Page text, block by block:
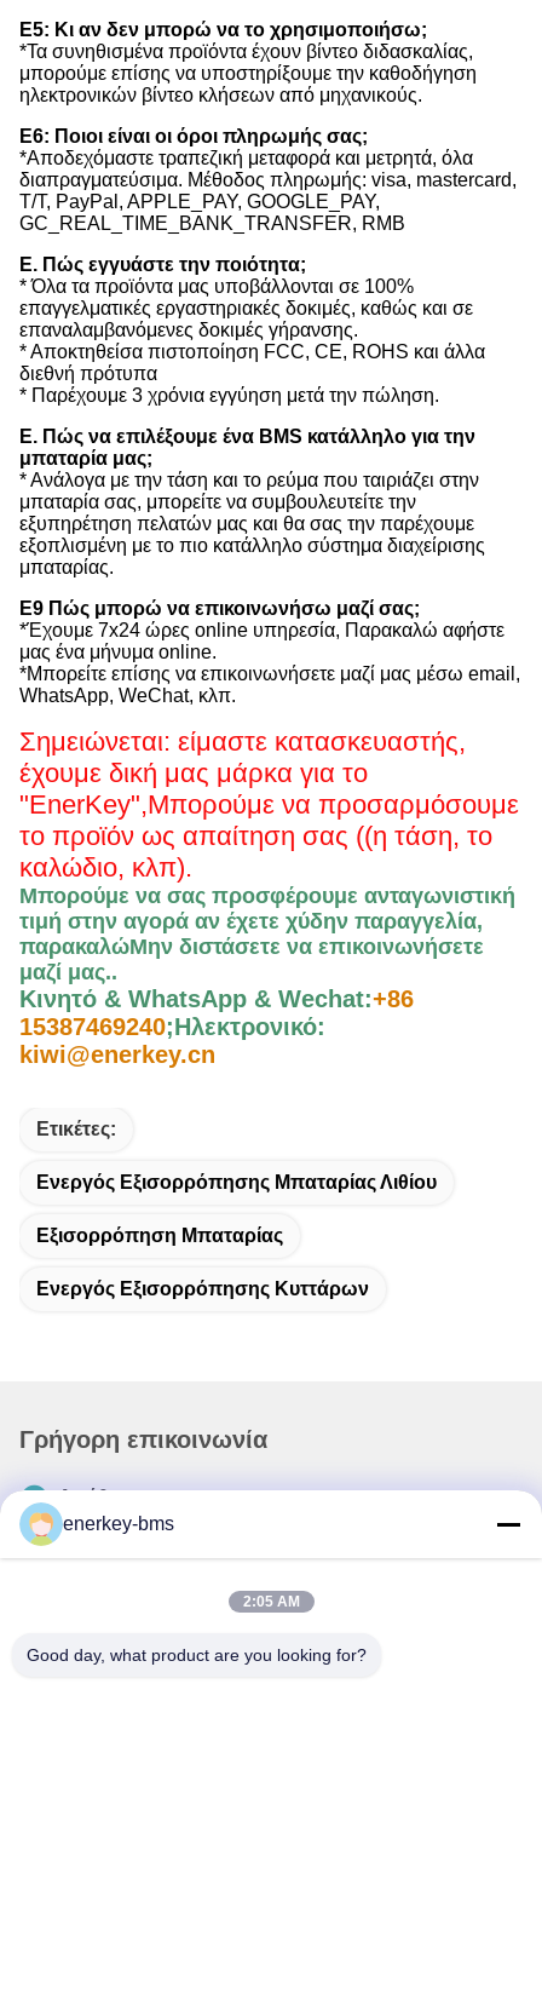
Ε5: Κι αν δεν μπορώ να το χρησιμοποιήσω;
*Τα συνηθισμένα προϊόντα έχουν βίντεο διδασκαλίας,
μπορούμε επίσης να υποστηρίξουμε την καθοδήγηση
ηλεκτρονικών βίντεο κλήσεων από μηχανικούς.
Ε6: Ποιοι είναι οι όροι πληρωμής σας;
*Αποδεχόμαστε τραπεζική μεταφορά και μετρητά, όλα
διαπραγματεύσιμα. Μέθοδος πληρωμής: visa, mastercard,
T/T, PayPal, APPLE_PAY, GOOGLE_PAY,
GC_REAL_TIME_BANK_TRANSFER, RMB
Ε. Πώς εγγυάστε την ποιότητα;
* Όλα τα προϊόντα μας υποβάλλονται σε 100%
επαγγελματικές εργαστηριακές δοκιμές, καθώς και σε
επαναλαμβανόμενες δοκιμές γήρανσης.
* Αποκτηθείσα πιστοποίηση FCC, CE, ROHS και άλλα
διεθνή πρότυπα
* Παρέχουμε 3 χρόνια εγγύηση μετά την πώληση.
Ε. Πώς να επιλέξουμε ένα BMS κατάλληλο για την
μπαταρία μας;
* Ανάλογα με την τάση και το ρεύμα που ταιριάζει στην
μπαταρία σας, μπορείτε να συμβουλευτείτε την
εξυπηρέτηση πελατών μας και θα σας την παρέχουμε
εξοπλισμένη με το πιο κατάλληλο σύστημα διαχείρισης
μπαταρίας.
Ε9 Πώς μπορώ να επικοινωνήσω μαζί σας;
*Έχουμε 7x24 ώρες online υπηρεσία, Παρακαλώ αφήστε
μας ένα μήνυμα online.
*Μπορείτε επίσης να επικοινωνήσετε μαζί μας μέσω email,
WhatsApp, WeChat, κλπ.
Σημειώνεται: είμαστε κατασκευαστής,
έχουμε δική μας μάρκα για το
"EnerKey",Μπορούμε να προσαρμόσουμε
το προϊόν ως απαίτηση σας ((η τάση, το
καλώδιο, κλπ).
Μπορούμε να σας προσφέρουμε ανταγωνιστική
τιμή στην αγορά αν έχετε χύδην παραγγελία,
παρακαλώΜην διστάσετε να επικοινωνήσετε
μαζί μας..
Κινητό & WhatsApp & Wechat:+86
15387469240;Ηλεκτρονικό:
kiwi@enerkey.cn
Ετικέτες:
Ενεργός Εξισορρόπησης Μπαταρίας Λιθίου
Εξισορρόπηση Μπαταρίας
Ενεργός Εξισορρόπησης Κυττάρων
Γρήγορη επικοινωνία
Διεύθυνση
Περιοχή Α, 9ος όροφος, κτίριο Γ, βιομηχανικό πάρκο
χαμηλών ανθρακούχων εκπομπών Guancheng, κοινότητα
Shenzhen, Κίνα, 518106
Τηλ.
enerkey-bms
2:05 AM
Good day, what product are you looking for?